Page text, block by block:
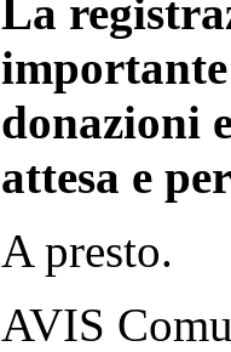
La
donazioni
attesa e
A presto.
AVIS